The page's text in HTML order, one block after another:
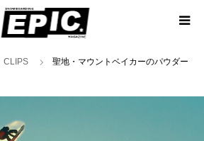
CLIPS
聖地・マウントベイカーのパウダー